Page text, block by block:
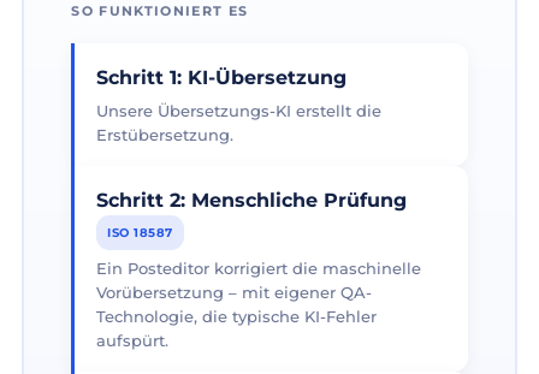
SO FUNKTIONIERT ES
Schritt 1: KI-Übersetzung
Unsere Übersetzungs-KI erstellt die
Erstübersetzung.
Schritt 2: Menschliche Prüfung
ISO 18587
Ein Posteditor korrigiert die maschinelle
Vorübersetzung – mit eigener QA-
Technologie, die typische KI-Fehler
aufspürt.